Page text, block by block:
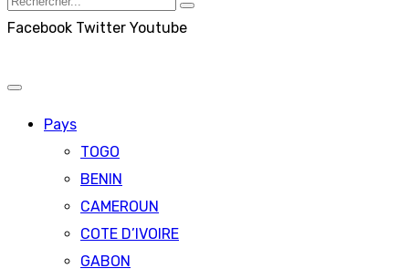
Facebook Twitter Youtube
Pays
TOGO
BENIN
CAMEROUN
COTE D’IVOIRE
GABON